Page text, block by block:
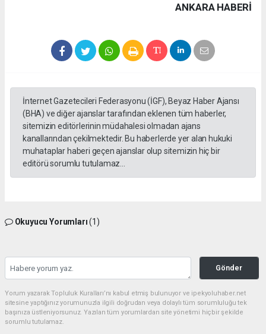
ANKARA HABERİ
İnternet Gazetecileri Federasyonu (İGF), Beyaz Haber Ajansı
(BHA) ve diğer ajanslar tarafından eklenen tüm haberler,
sitemizin editörlerinin müdahalesi olmadan ajans
kanallarından çekilmektedir. Bu haberlerde yer alan hukuki
muhataplar haberi geçen ajanslar olup sitemizin hiç bir
editörü sorumlu tutulamaz...
Okuyucu Yorumları(1)
Gönder
Yorum yazarak Topluluk Kuralları’nı kabul etmiş bulunuyor ve ipekyoluhaber.net
sitesine yaptığınız yorumunuzla ilgili doğrudan veya dolaylı tüm sorumluluğu tek
başınıza üstleniyorsunuz. Yazılan tüm yorumlardan site yönetimi hiçbir şekilde
sorumlu tutulamaz.